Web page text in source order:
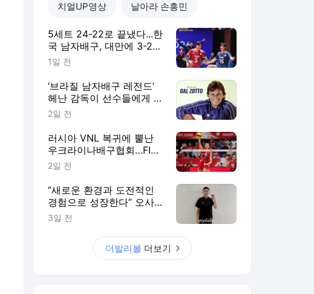
치얼UP영상 날아라 손흥민
5세트 24-22로 끝냈다...한
국 남자배구, 대만에 3-2
진땀승...조별리그 2연승
1일 전
‘브라질 남자배구 레전드’
헤난 감독이 선수들에게 말
한다, “결승전에선 그 순간
2일 전
러시아 VNL 복귀에 뿔난
우크라이나배구협회…FIVB
"2027 한시적 참가팀 확
2일 전
“새로운 환경과 도전적인
경험으로 성장한다” 오사카
&상하이 사령탑이 꼽은 한
3일 전
더발리볼 더보기